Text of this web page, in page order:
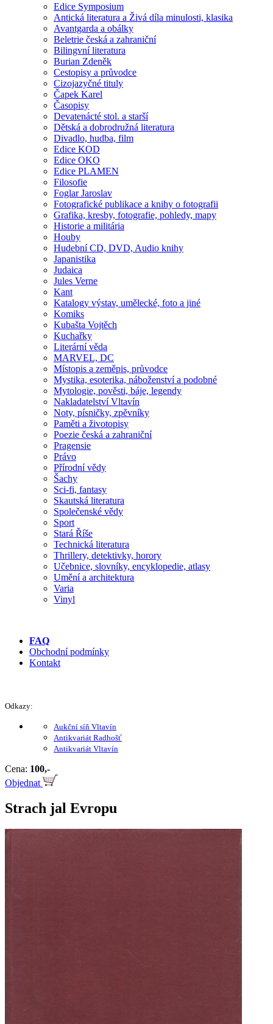
Edice Symposium
Antická literatura a Živá díla minulosti, klasika
Avantgarda a obálky
Beletrie česká a zahraniční
Bilingvní literatura
Burian Zdeněk
Cestopisy a průvodce
Cizojazyčné tituly
Čapek Karel
Časopisy
Devatenácté stol. a starší
Dětská a dobrodružná literatura
Divadlo, hudba, film
Edice KOD
Edice OKO
Edice PLAMEN
Filosofie
Foglar Jaroslav
Fotografické publikace a knihy o fotografii
Grafika, kresby, fotografie, pohledy, mapy
Historie a militária
Houby
Hudební CD, DVD, Audio knihy
Japanistika
Judaica
Jules Verne
Kant
Katalogy výstav, umělecké, foto a jiné
Komiks
Kubašta Vojtěch
Kuchařky
Literární věda
MARVEL, DC
Místopis a zeměpis, průvodce
Mystika, esoterika, náboženství a podobné
Mytologie, pověsti, báje, legendy
Nakladatelství Vltavín
Noty, písničky, zpěvníky
Paměti a životopisy
Poezie česká a zahraniční
Pragensie
Právo
Přírodní vědy
Šachy
Sci-fi, fantasy
Skautská literatura
Společenské vědy
Sport
Stará Říše
Technická literatura
Thrillery, detektivky, horory
Učebnice, slovníky, encyklopedie, atlasy
Umění a architektura
Varia
Vinyl
FAQ
Obchodní podmínky
Kontakt
Odkazy:
Aukční síň Vltavín
Antikvariát Radhošť
Antikvariát Vltavín
Cena: 100,-
Objednat
Strach jal Evropu